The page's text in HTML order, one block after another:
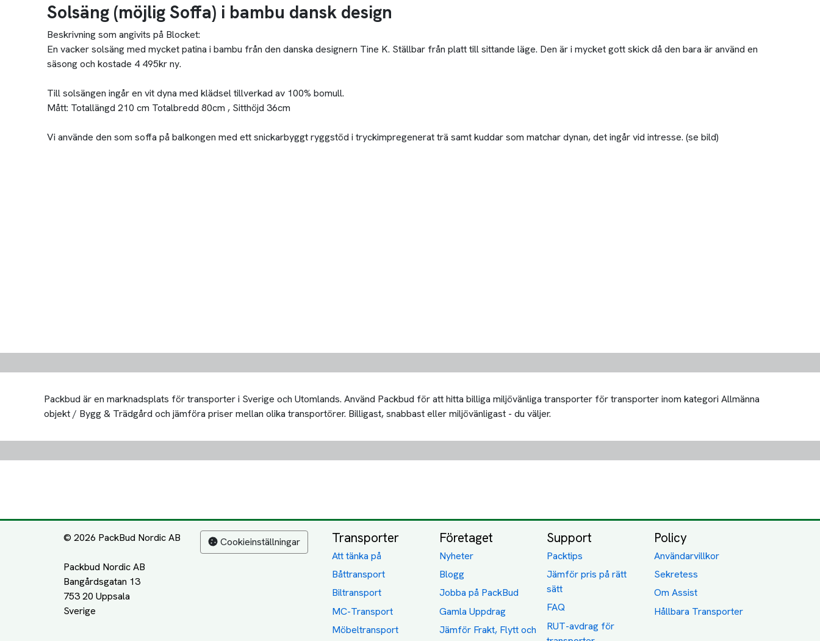
Solsäng (möjlig Soffa) i bambu dansk design
Beskrivning som angivits på Blocket:
En vacker solsäng med mycket patina i bambu från den danska designern Tine K. Ställbar från platt till sittande läge. Den är i mycket gott skick då den bara är använd en
säsong och kostade 4 495kr ny.
Till solsängen ingår en vit dyna med klädsel tillverkad av 100% bomull.
Mått: Totallängd 210 cm Totalbredd 80cm , Sitthöjd 36cm
Vi använde den som soffa på balkongen med ett snickarbyggt ryggstöd i tryckimpregenerat trä samt kuddar som matchar dynan, det ingår vid intresse. (se bild)
Packbud är en marknadsplats för transporter i Sverige och Utomlands. Använd Packbud för att hitta billiga miljövänliga transporter för transporter inom kategori Allmänna
objekt / Bygg & Trädgård och jämföra priser mellan olika transportörer. Billigast, snabbast eller miljövänligast - du väljer.
© 2026 PackBud Nordic AB
Packbud Nordic AB
Bangårdsgatan 13
753 20 Uppsala
Cookieinställningar Transporter
Att tänka på
Båttransport
Biltransport
MC-Transport
Möbeltransport
Företaget
Nyheter
Blogg
Jobba på PackBud
Gamla Uppdrag
Jämför Frakt, Flytt och
Support
Packtips
Jämför pris på rätt
sätt
FAQ
RUT-avdrag för
Policy
Användarvillkor
Sekretess
Om Assist
Hållbara Transporter